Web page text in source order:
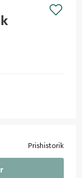
Prishistorik